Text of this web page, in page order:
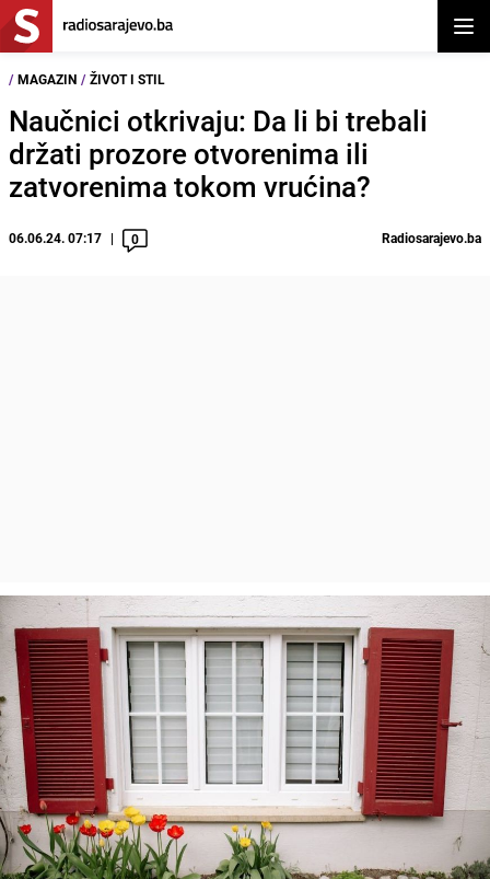
/ MAGAZIN / ŽIVOT I STIL
Naučnici otkrivaju: Da li bi trebali
držati prozore otvorenima ili
zatvorenima tokom vrućina?
06.06.24. 07:17 0 Radiosarajevo.ba